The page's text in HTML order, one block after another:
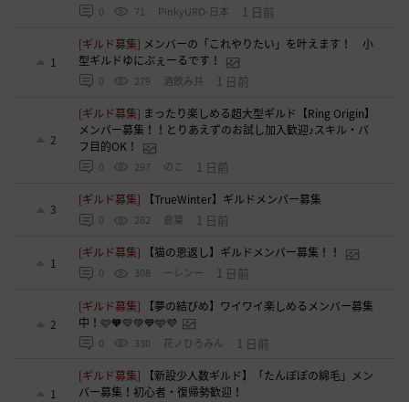
0 71 PinkyURO-日本 1 日前
1
[ギルド募集] メンバーの「これやりたい」を叶えます！ 小
型ギルドゆにぶぇーるです！
0 279 酒飲み共 1 日前
2
[ギルド募集] まったり楽しめる超大型ギルド【Ring Origin】
メンバー募集！！とりあえずのお試し加入歓迎♪スキル・バ
フ目的OK！
0 297 のこ 1 日前
3
[ギルド募集] 【TrueWinter】ギルドメンバー募集
0 262 倉葉 1 日前
1
[ギルド募集] 【猫の恩返し】ギルドメンバー募集！！
0 308 ーレンー 1 日前
2
[ギルド募集]
【夢の結びめ】ワイワイ楽しめるメンバー募集
中！🩷🧡💛💚💙🩵💜
0 330 花ノひろみん 1 日前
1
[ギルド募集]
【新設少人数ギルド】「たんぽぽの綿毛」メン
バー募集！初心者・復帰勢歓迎！